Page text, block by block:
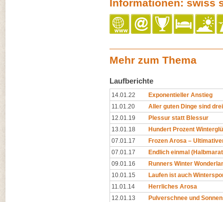
Informationen: swiss
Mehr zum Thema
Laufberichte
14.01.22
Exponentieller Anstieg
11.01.20
Aller guten Dinge sind drei
12.01.19
Plessur statt Blessur
13.01.18
Hundert Prozent
07.01.17
Frozen Arosa –
07.01.17
Endlich einmal
09.01.16
Runners Winter
10.01.15
Laufen ist auch
11.01.14
Herrliches Arosa
12.01.13
Pulverschnee und